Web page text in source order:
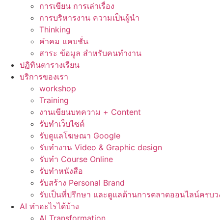
การเขียน การเล่าเรื่อง
การบริหารงาน ความเป็นผู้นำ
Thinking
คำคม แคบชั่น
สาระ ข้อมูล สำหรับคนทำงาน
ปฏิทินตารางเรียน
บริการของเรา
workshop
Training
งานเขียนบทความ + Content
รับทำเว็บไซต์
รับดูแลโฆษณา Google
รับทำงาน Video & Graphic design
รับทำ Course Online
รับทำหนังสือ
รับสร้าง Personal Brand
รับเป็นที่ปรึกษา และดูแลด้านการตลาดออนไลน์ครบว
AI ทำอะไรได้บ้าง
AI Transformation